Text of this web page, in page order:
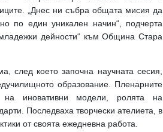
„Днес ни събра общата мисия да
по един уникален начин“, подчерта
дейности“ към Община Стара
след което започна научната сесия,
образование. Пленарните
на иновативни модели, ролята на
Последваха творчески ателиета, в
от своята ежедневна работа.